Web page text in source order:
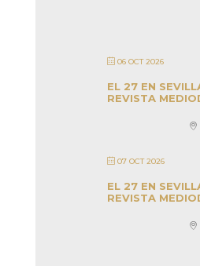
06 OCT 2026
EL 27 EN
REVISTA
07 OCT 2026
EL 27 EN
REVISTA